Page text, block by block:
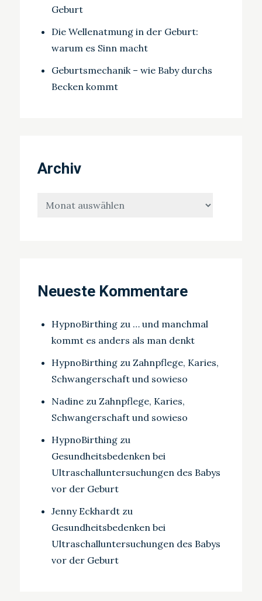
Geburt
Die Wellenatmung in der Geburt:
warum es Sinn macht
Geburtsmechanik – wie Baby durchs
Becken kommt
Archiv
Archiv
Neueste Kommentare
HypnoBirthingzu … und manchmal
kommt es anders als man denkt
HypnoBirthingzu Zahnpflege, Karies,
Schwangerschaft und sowieso
Nadinezu Zahnpflege, Karies,
Schwangerschaft und sowieso
HypnoBirthingzu
Gesundheitsbedenken bei
Ultraschalluntersuchungen des Babys
vor der Geburt
Jenny Eckhardtzu
Gesundheitsbedenken bei
Ultraschalluntersuchungen des Babys
vor der Geburt